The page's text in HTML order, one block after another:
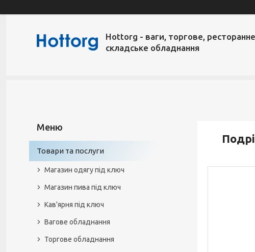
Hottorg - ваги, торгове,
складське обладнання
Товари та послуги
Магазин одягу під ключ
Магазин пива під ключ
Кав'ярня під ключ
Вагове обладнання
Торгове обладнання